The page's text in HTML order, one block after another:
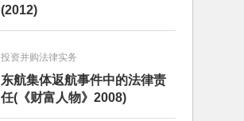
(2012)
投资并购法律实务
东航集体返航事件中的法律责
任(《财富人物》2008)